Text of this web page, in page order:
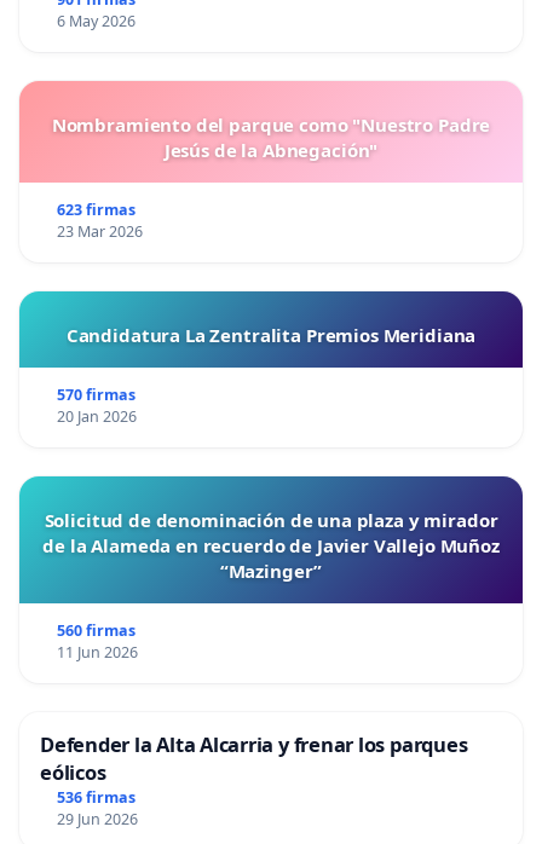
6 May 2026
Nombramiento del parque como "Nuestro Padre
Jesús de la Abnegación"
623 firmas
23 Mar 2026
Candidatura La Zentralita Premios Meridiana
570 firmas
20 Jan 2026
Solicitud de denominación de una plaza y mirador
de la Alameda en recuerdo de Javier Vallejo Muñoz
“Mazinger”
560 firmas
11 Jun 2026
Defender la Alta Alcarria y frenar los parques
eólicos
536 firmas
29 Jun 2026